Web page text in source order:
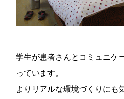
学生が患者さんとコミュニケ
っています。
よりリアルな環境づくりにも